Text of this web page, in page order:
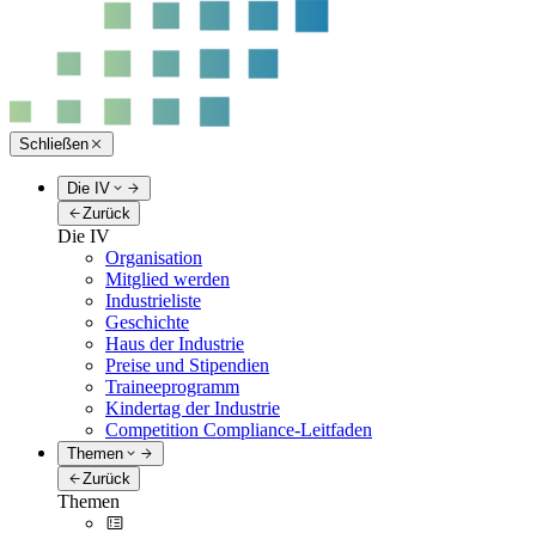
Schließen
Die IV
Zurück
Die IV
Organisation
Mitglied werden
Industrieliste
Geschichte
Haus der Industrie
Preise und Stipendien
Traineeprogramm
Kindertag der Industrie
Competition Compliance-Leitfaden
Themen
Zurück
Themen